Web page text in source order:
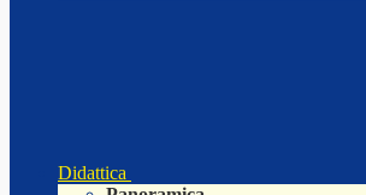
Didattica